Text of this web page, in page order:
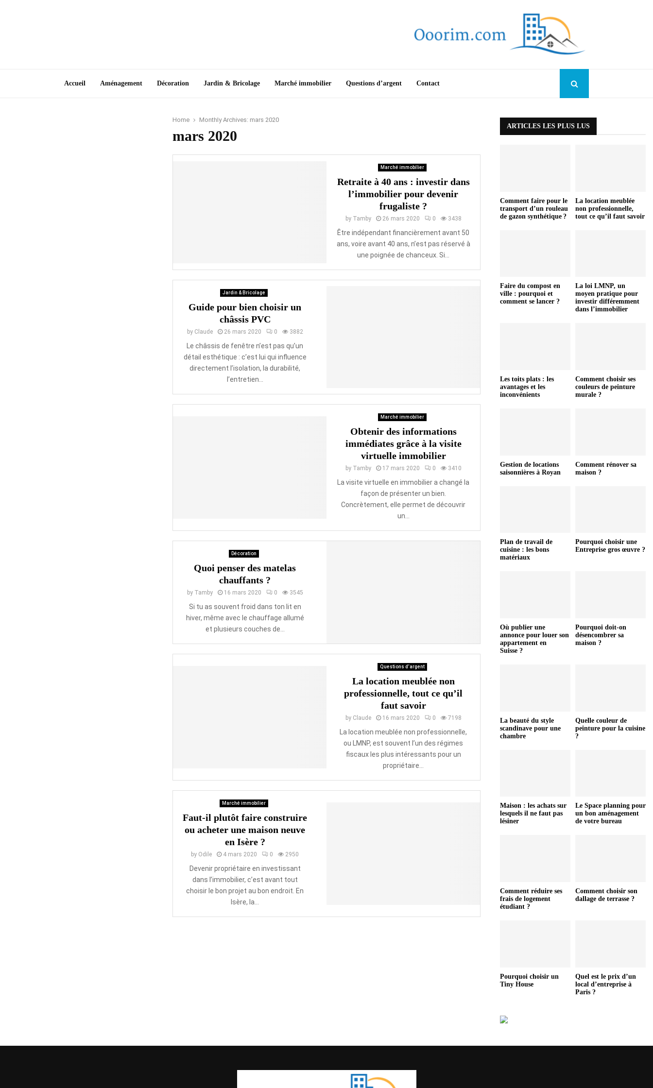
Accueil Aménagement Décoration Jardin & Bricolage Marché immobilier Questions d’argent Contact
Home Monthly Archives: mars 2020
mars 2020
Marché immobilier
Retraite à 40 ans : investir dans
l’immobilier pour devenir
frugaliste ?
by Tamby 26 mars 2020 0 3438
Être indépendant financièrement avant 50
ans, voire avant 40 ans, n’est pas réservé à
une poignée de chanceux. Si...
Jardin & Bricolage
Guide pour bien choisir un
châssis PVC
by Claude 26 mars 2020 0 3882
Le châssis de fenêtre n’est pas qu’un
détail esthétique : c’est lui qui influence
directement l’isolation, la durabilité,
l’entretien...
Marché immobilier
Obtenir des informations
immédiates grâce à la visite
virtuelle immobilier
by Tamby 17 mars 2020 0 3410
La visite virtuelle en immobilier a changé la
façon de présenter un bien.
Concrètement, elle permet de découvrir
un...
Décoration
Quoi penser des matelas
chauffants ?
by Tamby 16 mars 2020 0 3545
Si tu as souvent froid dans ton lit en
hiver, même avec le chauffage allumé
et plusieurs couches de...
Questions d’argent
La location meublée non
professionnelle, tout ce qu’il
faut savoir
by Claude 16 mars 2020 0 7198
La location meublée non professionnelle,
ou LMNP, est souvent l’un des régimes
fiscaux les plus intéressants pour un
propriétaire...
Marché immobilier
Faut-il plutôt faire construire
ou acheter une maison neuve
en Isère ?
by Odile 4 mars 2020 0 2950
Devenir propriétaire en investissant
dans l’immobilier, c’est avant tout
choisir le bon projet au bon endroit. En
Isère, la...
ARTICLES LES PLUS LUS
Comment faire pour le
transport d’un rouleau
de gazon synthétique ?
La location meublée
non professionnelle,
tout ce qu’il faut savoir
Faire du compost en
ville : pourquoi et
comment se lancer ?
La loi LMNP, un
moyen pratique pour
investir différemment
dans l’immobilier
Les toits plats : les
avantages et les
inconvénients
Comment choisir ses
couleurs de peinture
murale ?
Gestion de locations
saisonnières à Royan
Comment rénover sa
maison ?
Plan de travail de
cuisine : les bons
matériaux
Pourquoi choisir une
Entreprise gros œuvre ?
Où publier une
annonce pour louer son
appartement en
Suisse ?
Pourquoi doit-on
désencombrer sa
maison ?
La beauté du style
scandinave pour une
chambre
Quelle couleur de
peinture pour la cuisine
?
Maison : les achats sur
lesquels il ne faut pas
lésiner
Le Space planning pour
un bon aménagement
de votre bureau
Comment réduire ses
frais de logement
étudiant ?
Comment choisir son
dallage de terrasse ?
Pourquoi choisir un
Tiny House
Quel est le prix d’un
local d’entreprise à
Paris ?